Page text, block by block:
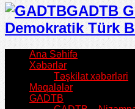
GADTB
Demokratik Türk
Ana Səhifə
Xəbərlər
Təşkilat xəbərləri
Məqalələr
GADTB